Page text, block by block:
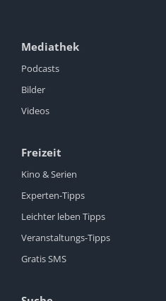
Mediathek
Podcasts
Bilder
Videos
Freizeit
Kino & Serien
Experten-Tipps
Leichter leben Tipps
Veranstaltungs-Tipps
Gratis SMS